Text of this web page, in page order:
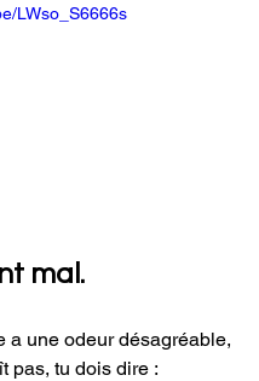
LWso_S6666s
mal.
a une odeur désagréable,
pas, tu dois dire :